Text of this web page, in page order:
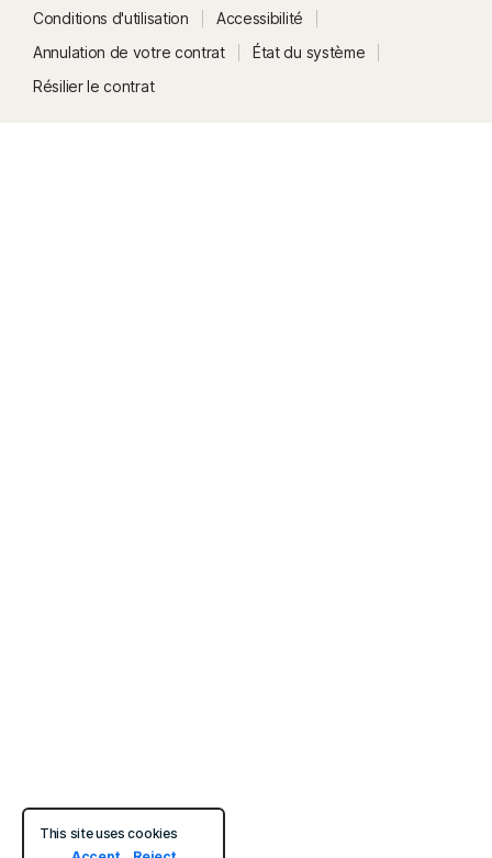
Conditions d'utilisation
Accessibilité
Annulation de votre contrat
État du système
Résilier le contrat
This site uses cookies